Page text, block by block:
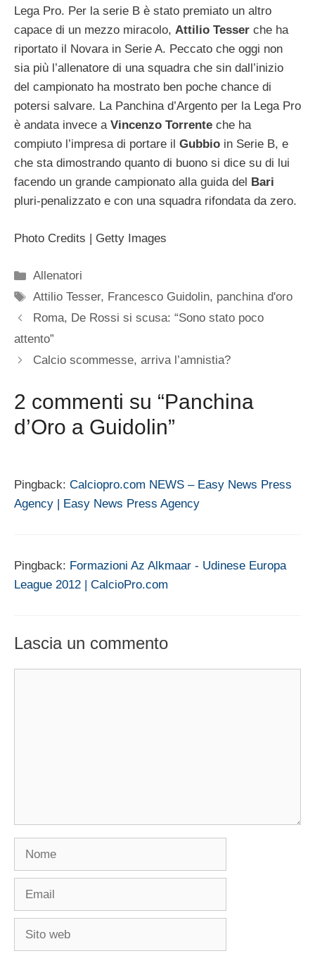
Lega Pro. Per la serie B è stato premiato un altro
capace di un mezzo miracolo, Attilio Tesser che ha
riportato il Novara in Serie A. Peccato che oggi non
sia più l’allenatore di una squadra che sin dall’inizio
del campionato ha mostrato ben poche chance di
potersi salvare. La Panchina d’Argento per la Lega Pro
è andata invece a Vincenzo Torrente che ha
compiuto l’impresa di portare il Gubbio in Serie B, e
che sta dimostrando quanto di buono si dice su di lui
facendo un grande campionato alla guida del
Bari
pluri-penalizzato e con una squadra rifondata da zero.
Photo Credits | Getty Images
Categorie
Allenatori
Tag
Attilio Tesser, Francesco Guidolin, panchina d'oro
Roma, De Rossi si scusa: “Sono stato poco
attento”
Calcio scommesse, arriva l’amnistia?
2 commenti su “Panchina
d’Oro a Guidolin”
Pingback: Calciopro.com NEWS – Easy News Press
Agency | Easy News Press Agency
Pingback: Formazioni Az Alkmaar - Udinese Europa
League 2012 | CalcioPro.com
Lascia un commento
Nome
Email
Sito